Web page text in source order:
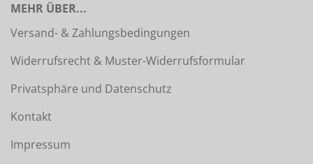
MEHR ÜBER...
Versand- & Zahlungsbedingungen
Widerrufsrecht & Muster-Widerrufsformular
Privatsphäre und Datenschutz
Kontakt
Impressum